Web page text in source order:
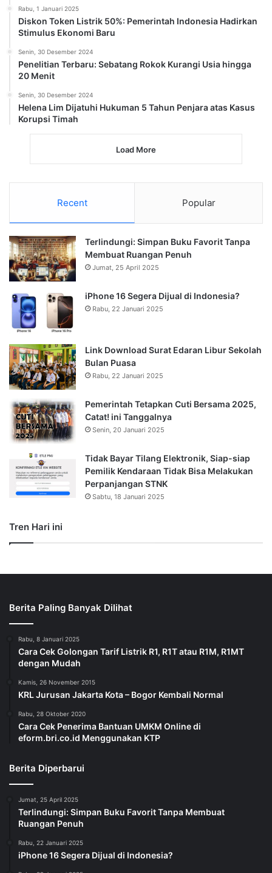
Rabu, 1 Januari 2025
Diskon Token Listrik 50%: Pemerintah Indonesia Hadirkan
Stimulus Ekonomi Baru
Senin, 30 Desember 2024
Penelitian Terbaru: Sebatang Rokok Kurangi Usia hingga
20 Menit
Senin, 30 Desember 2024
Helena Lim Dijatuhi Hukuman 5 Tahun Penjara atas Kasus
Korupsi Timah
Load More
Recent Popular
Terlindungi: Simpan Buku Favorit Tanpa
Membuat Ruangan Penuh
Jumat, 25 April 2025
iPhone 16 Segera Dijual di Indonesia?
Rabu, 22 Januari 2025
Link Download Surat Edaran Libur Sekolah
Bulan Puasa
Rabu, 22 Januari 2025
Pemerintah Tetapkan Cuti Bersama 2025,
Catat! ini Tanggalnya
Senin, 20 Januari 2025
Tidak Bayar Tilang Elektronik, Siap-siap
Pemilik Kendaraan Tidak Bisa Melakukan
Perpanjangan STNK
Sabtu, 18 Januari 2025
Tren Hari ini
Berita Paling Banyak Dilihat
Rabu, 8 Januari 2025
Cara Cek Golongan Tarif Listrik R1, R1T atau R1M, R1MT
dengan Mudah
Kamis, 26 November 2015
KRL Jurusan Jakarta Kota – Bogor Kembali Normal
Rabu, 28 Oktober 2020
Cara Cek Penerima Bantuan UMKM Online di
eform.bri.co.id Menggunakan KTP
Berita Diperbarui
Jumat, 25 April 2025
Terlindungi: Simpan Buku Favorit Tanpa Membuat
Ruangan Penuh
Rabu, 22 Januari 2025
iPhone 16 Segera Dijual di Indonesia?